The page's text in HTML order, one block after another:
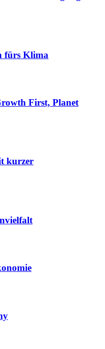
fürs Klima
First, Planet
kurzer